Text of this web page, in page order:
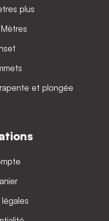
plus
et plongée